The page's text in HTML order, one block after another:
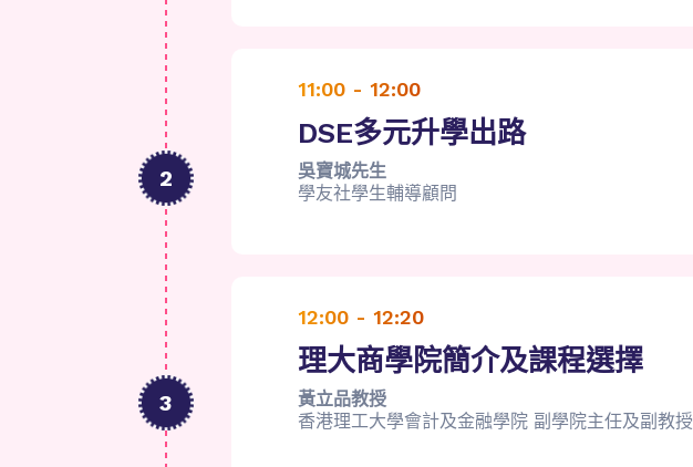
2
3
11:00 - 12:00
DSE多元升學出路
吳寶城先生
學友社學生輔導顧問
12:00 - 12:20
理大商學院簡介及課程選擇
黃立品教授
香港理工大學會計及金融學院 副學院主任及副教授